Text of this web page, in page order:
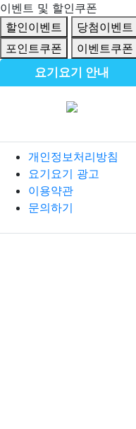
이벤트 및 할인쿠폰
할인이벤트
당첨이벤트
포인트쿠폰
이벤트쿠폰
요기요기 안내
개인정보처리방침
요기요기 광고
이용약관
문의하기